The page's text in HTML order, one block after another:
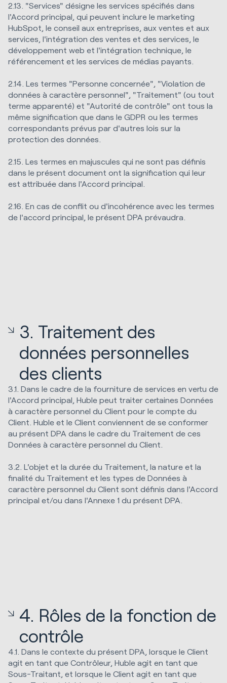
2.13. "Services" désigne les services spécifiés dans
l'Accord principal, qui peuvent inclure le marketing
HubSpot, le conseil aux entreprises, aux ventes et aux
services, l'intégration des ventes et des services, le
développement web et l'intégration technique, le
référencement et les services de médias payants.
2.14. Les termes "Personne concernée", "Violation de
données à caractère personnel", "Traitement" (ou tout
terme apparenté) et "Autorité de contrôle" ont tous la
même signification que dans le GDPR ou les termes
correspondants prévus par d'autres lois sur la
protection des données.
2.15. Les termes en majuscules qui ne sont pas définis
dans le présent document ont la signification qui leur
est attribuée dans l'Accord principal.
2.16. En cas de conflit ou d'incohérence avec les termes
de l'accord principal, le présent DPA prévaudra.
3. Traitement des
données personnelles
des clients
3.1. Dans le cadre de la fourniture de services en vertu de
l'Accord principal, Huble peut traiter certaines Données
à caractère personnel du Client pour le compte du
Client. Huble et le Client conviennent de se conformer
au présent DPA dans le cadre du Traitement de ces
Données à caractère personnel du Client.
3.2. L'objet et la durée du Traitement, la nature et la
finalité du Traitement et les types de Données à
caractère personnel du Client sont définis dans l'Accord
principal et/ou dans l'Annexe 1 du présent DPA.
4. Rôles de la fonction de
contrôle
4.1. Dans le contexte du présent DPA, lorsque le Client
agit en tant que Contrôleur, Huble agit en tant que
Sous-Traitant, et lorsque le Client agit en tant que